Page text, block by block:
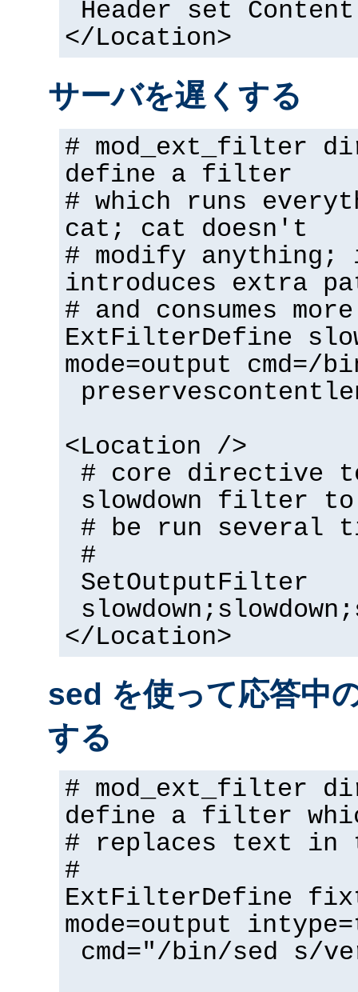
Header set
</Location>
サーバを遅くする
# mod_ext_filter
define a filter
# which runs
cat; cat doesn't
# modify
introduces extra
# and consumes
ExtFilterDefine
mode=output cmd=/
<Location />
# core directive
slowdown filter to
# be run several
#
SetOutputFilter
</Location>
sed を使って応答中
する
# mod_ext_filter
define a filter
# replaces text in
#
ExtFilterDefine
mode=output
cmd="/bin/sed s/